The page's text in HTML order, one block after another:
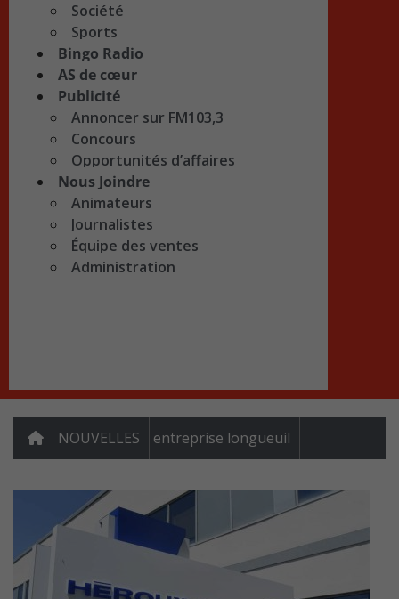
Société
Sports
Bingo Radio
AS de cœur
Publicité
Annoncer sur FM103,3
Concours
Opportunités d’affaires
Nous Joindre
Animateurs
Journalistes
Équipe des ventes
Administration
NOUVELLES entreprise longueuil